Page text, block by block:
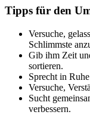
Tipps für den
Versuche,
Schlimmste
Gib ihm Zeit
sortieren.
Sprecht in
Versuche,
Sucht
verbessern.